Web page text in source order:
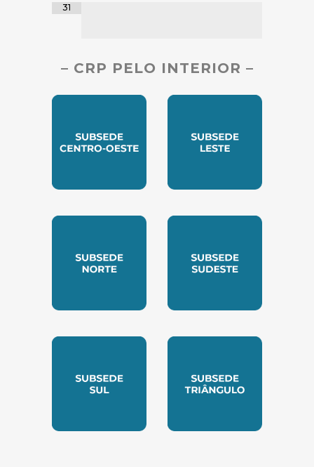
31
– CRP PELO INTERIOR –